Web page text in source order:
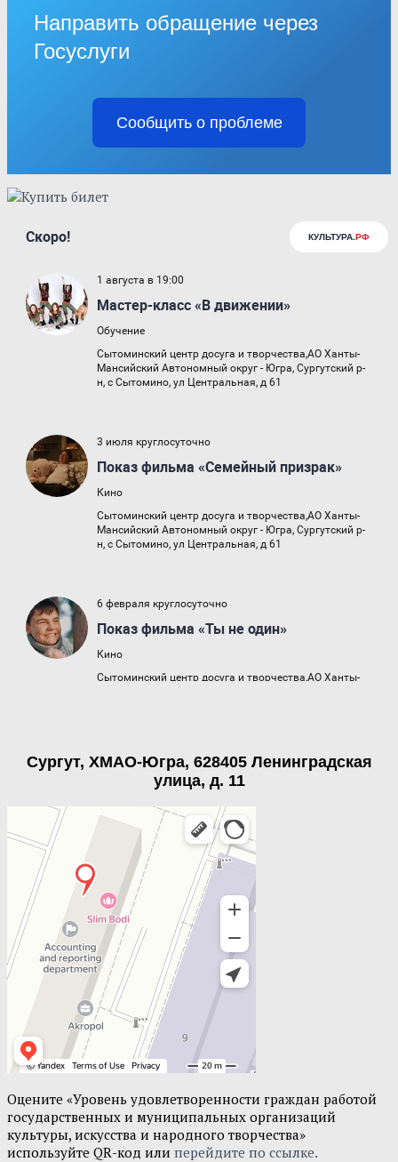
Направить обращение через
Госуслуги
Сообщить о проблеме
Сургут, ХМАО-Югра, 628405 Ленинградская
улица, д. 11
Оцените «Уровень удовлетворенности граждан работой
государственных и муниципальных организаций
культуры, искусства и народного творчества»
используйте QR-код или перейдите по ссылке.